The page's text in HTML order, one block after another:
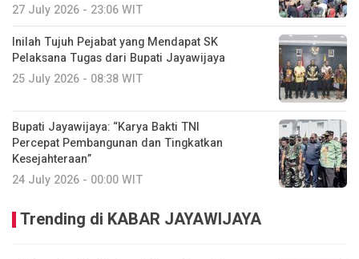
27 July 2026 - 23:06 WIT
Inilah Tujuh Pejabat yang Mendapat SK
Pelaksana Tugas dari Bupati Jayawijaya
25 July 2026 - 08:38 WIT
Bupati Jayawijaya: “Karya Bakti TNI
Percepat Pembangunan dan Tingkatkan
Kesejahteraan”
24 July 2026 - 00:00 WIT
Trending di KABAR JAYAWIJAYA